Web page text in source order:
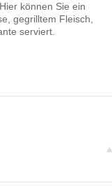
können Sie ein
gegrilltem Fleisch,
serviert.